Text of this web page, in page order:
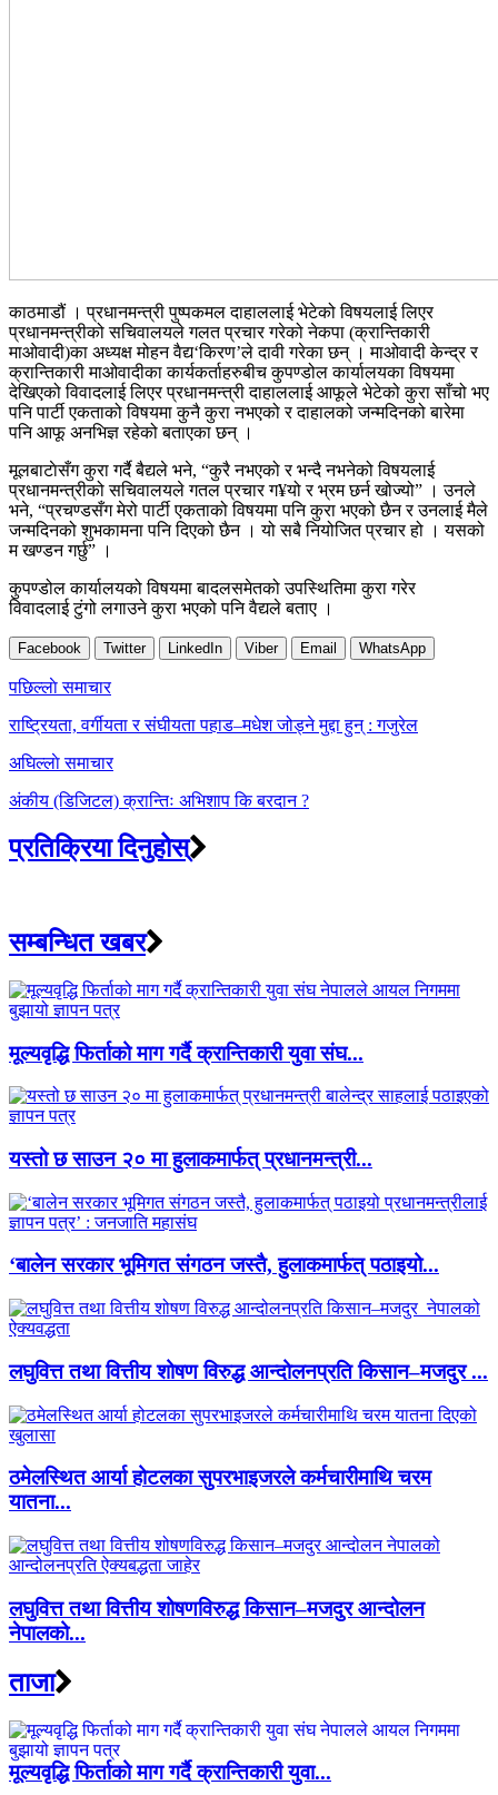
काठमाडौं । प्रधानमन्त्री पुष्पकमल दाहाललाई भेटेको विषयलाई लिएर
प्रधानमन्त्रीको सचिवालयले गलत प्रचार गरेको नेकपा (क्रान्तिकारी
माओवादी)का अध्यक्ष मोहन वैद्य‘किरण’ले दावी गरेका छन् । माओवादी केन्द्र र
क्रान्तिकारी माओवादीका कार्यकर्ताहरुबीच कुपण्डोल कार्यालयका विषयमा
देखिएको विवादलाई लिएर प्रधानमन्त्री दाहाललाई आफूले भेटेको कुरा साँचो भए
पनि पार्टी एकताको विषयमा कुनै कुरा नभएको र दाहालको जन्मदिनको बारेमा
पनि आफू अनभिज्ञ रहेको बताएका छन् ।
मूलबाटाेसँग कुरा गर्दै बैद्यले भने, “कुरै नभएको र भन्दै नभनेको विषयलाई
प्रधानमन्त्रीको सचिवालयले गतल प्रचार ग¥यो र भ्रम छर्न खोज्यो” । उनले
भने, “प्रचण्डसँग मेरो पार्टी एकताको विषयमा पनि कुरा भएको छैन र उनलाई मैले
जन्मदिनको शुभकामना पनि दिएको छैन । यो सबै नियोजित प्रचार हो । यसको
म खण्डन गर्छु” ।
कुपण्डोल कार्यालयको विषयमा बादलसमेतको उपस्थितिमा कुरा गरेर
विवादलाई टुंगो लगाउने कुरा भएको पनि वैद्यले बताए ।
Facebook Twitter LinkedIn Viber Email WhatsApp
Post
navigation
पछिल्लाे समाचार
राष्ट्रियता, वर्गीयता र संघीयता पहाड–मधेश जोड्ने मुद्दा हुन् : गजुरेल
अघिल्लाे समाचार
अंकीय (डिजिटल) क्रान्तिः अभिशाप कि बरदान ?
प्रतिक्रिया दिनुहोस्
सम्बन्धित खबर
मूल्यवृद्धि फिर्ताको माग गर्दै क्रान्तिकारी युवा संघ...
यस्तो छ साउन २० मा हुलाकमार्फत् प्रधानमन्त्री...
‘बालेन सरकार भूमिगत संगठन जस्तै, हुलाकमार्फत् पठाइयो...
लघुवित्त तथा वित्तीय शोषण विरुद्ध आन्दोलनप्रति किसान–मजदुर ...
ठमेलस्थित आर्या होटलका सुपरभाइजरले कर्मचारीमाथि चरम
यातना...
लघुवित्त तथा वित्तीय शोषणविरुद्ध किसान–मजदुर आन्दोलन
नेपालको...
ताजा
मूल्यवृद्धि फिर्ताको माग गर्दै क्रान्तिकारी युवा...